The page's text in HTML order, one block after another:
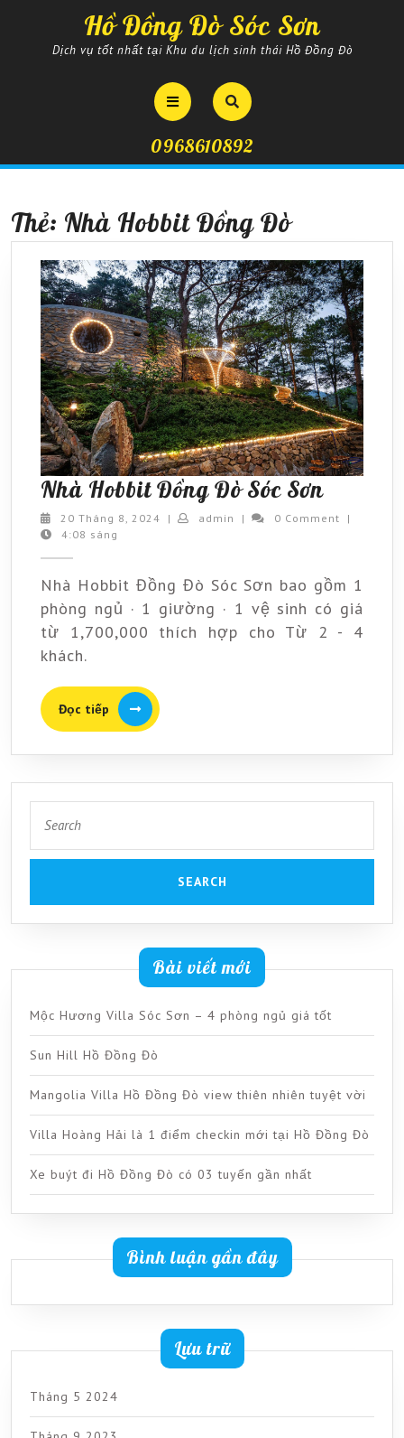
Hồ Đồng Đò Sóc Sơn
Dịch vụ tốt nhất tại Khu du lịch sinh thái Hồ Đồng Đò
Open
Button
0968610892
Thẻ: Nhà Hobbit Đồng Đò
Nhà Hobbit Đồng Đò Sóc SơnNhà
Hobbit
Sóc
Sơn
20 Tháng 8, 2024 20| admin admin
| 0 Comment
|
4:08 sáng
Nhà Hobbit Đồng Đò Sóc Sơn bao gồm 1
phòng ngủ · 1 giường · 1 vệ sinh có giá
từ 1,700,000 thích hợp cho Từ 2 - 4
khách.
Đọc tiếp
Đọc
tiếp
for:
Bài viết mới
Mộc Hương Villa Sóc Sơn – 4 phòng ngủ giá tốt
Sun Hill Hồ Đồng Đò
Mangolia Villa Hồ Đồng Đò view thiên nhiên tuyệt vời
Villa Hoàng Hải là 1 điểm checkin mới tại Hồ Đồng Đò
Xe buýt đi Hồ Đồng Đò có 03 tuyến gần nhất
Bình luận gần đây
Lưu trữ
Tháng 5 2024